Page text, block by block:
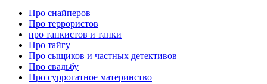
Про снайперов
Про террористов
про танкистов и танки
Про тайгу
Про сыщиков и частных детективов
Про свадьбу
Про суррогатное материнство